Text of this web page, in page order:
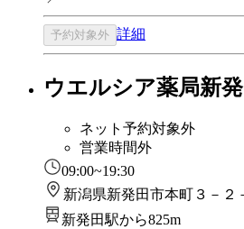
予約対象外 詳細
ウエルシア薬局新
ネット予約対象外
営業時間外
09:00~19:30
新潟県新発田市本町３－２
新発田駅から825m